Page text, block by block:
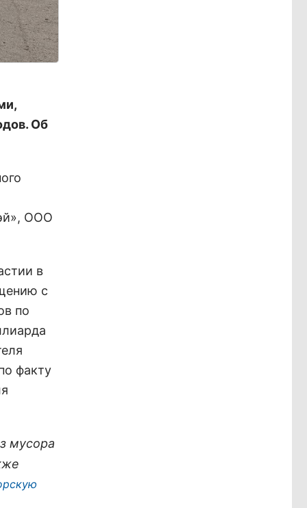
Об
ООО
в
с
по
факту
мусора